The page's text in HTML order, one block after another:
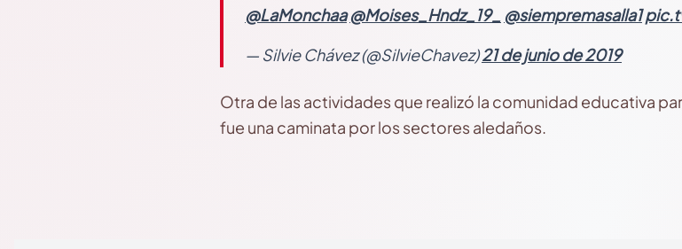
@LaMonchaa @Moises_Hndz_19_ @siempremasalla1
— Silvie Chávez (@SilvieChavez)21 de junio de 2019
Otra de las actividades que realizó la comunidad educativa
fue una caminata por los sectores aledaños.